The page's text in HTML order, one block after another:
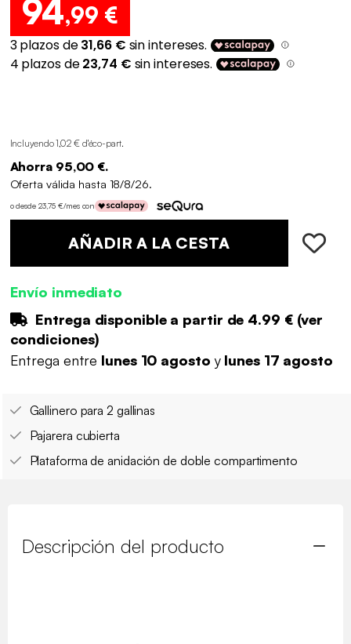
94,99 €
Incluyendo 1,02 € d'éco-part.
Ahorra 95,00 €.
Oferta válida hasta 18/8/26.
o desde 23,75 €/mes con
AÑADIR A LA CESTA
Envío inmediato
Entrega disponible a partir de 4.99 €(ver
condiciones)
Entrega entre lunes 10 agosto y lunes 17 agosto
Gallinero para 2 gallinas
Pajarera cubierta
Plataforma de anidación de doble compartimento
Descripción del producto